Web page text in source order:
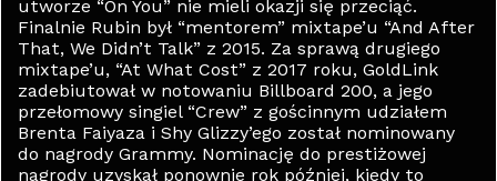
utworze “On You” nie mieli okazji się przeciąć.
Finalnie Rubin był “mentorem” mixtape’u “And After
That, We Didn’t Talk” z 2015. Za sprawą drugiego
mixtape’u, “At What Cost” z 2017 roku, GoldLink
zadebiutował w notowaniu Billboard 200, a jego
przełomowy singiel “Crew” z gościnnym udziałem
Brenta Faiyaza i Shy Glizzy’ego został nominowany
do nagrody Grammy. Nominację do prestiżowej
nagrody uzyskał ponownie rok później, kiedy to